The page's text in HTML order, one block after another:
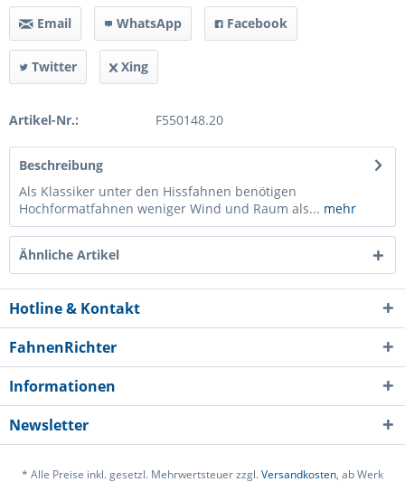
Email
WhatsApp Facebook
Twitter Xing
Artikel-Nr.: F550148.20
Beschreibung
Als Klassiker unter den Hissfahnen benötigen
Hochformatfahnen weniger Wind und Raum als... mehr
Ähnliche Artikel
Hotline & Kontakt
FahnenRichter
Informationen
Newsletter
* Alle Preise inkl. gesetzl. Mehrwertsteuer zzgl.Versandkosten, ab Werk